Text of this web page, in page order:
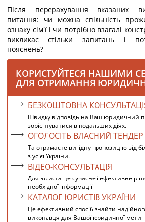
Після перерахування вказаних
питання: чи можна спільність
ознаку сім'ї і чи потрібно взагалі
викликає стільки запитань і
пояснень?
КОРИСТУЙТЕСЯ НАШИМИ
ДЛЯ ОТРИМАННЯ
БЕЗКОШТОВНА
Швидку відповідь на Ваш юридичний
зорієнтуватися в подальших діях.
ОГОЛОСІТЬ ВЛАСНИЙ ТЕНДЕР
Та отримаєте вигідну пропозицію від
з усієї України.
ВІДЕО-КОНСУЛЬТАЦІЯ
Для юриста це сучасне і ефективне
необхідної інформації
КАТАЛОГ ЮРИСТІВ УКРАЇНИ
Це ефективний спосіб знайти
виконавця для Вашої юридичної мети